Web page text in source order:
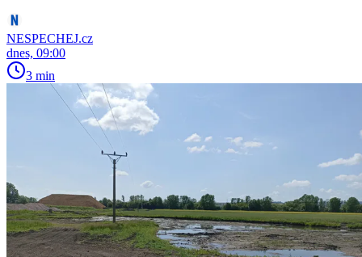
NESPECHEJ.cz
dnes, 09:00
3 min